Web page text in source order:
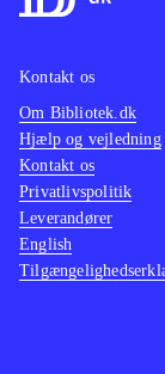
har givet
En dejlig
mindste fra
voksne, og
madlavning
ledsaget af
Kontakt os
Om Bibliotek.dk
Hjælp og vejledning
Kontakt os
Privatlivspolitik
Leverandører
English